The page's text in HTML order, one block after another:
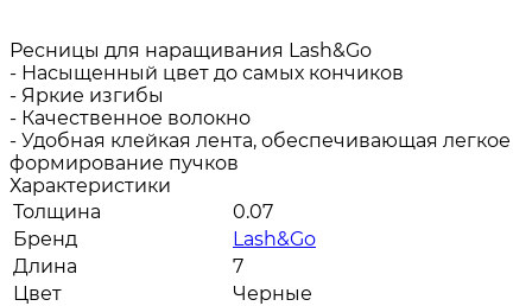
Ресницы для наращивания Lash&Go
- Насыщенный цвет до самых кончиков
- Яркие изгибы
- Качественное волокно
- Удобная клейкая лента, обеспечивающая легкое
формирование пучков
Характеристики
Толщина
0.07
Бренд
Lash&Go
Длина
7
Цвет
Черные